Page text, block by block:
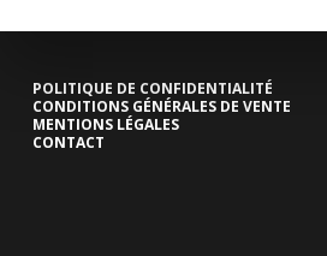
POLITIQUE DE CONFIDENTIALITÉ
CONDITIONS GÉNÉRALES DE VENTE
MENTIONS LÉGALES
CONTACT